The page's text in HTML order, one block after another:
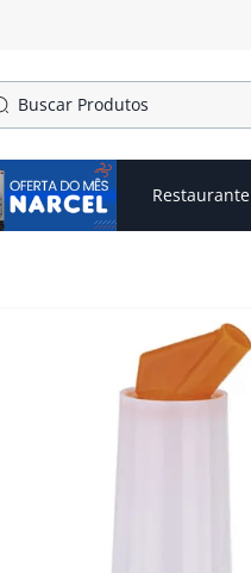
Produtos
do mês Restaurante